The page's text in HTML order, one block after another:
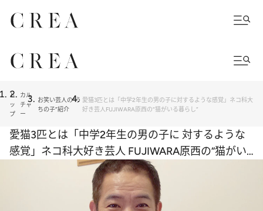
ト
ッ
プ
カル
チャ
ー
お笑い芸人の“う
ちの子”紹介
愛猫3匹とは「中学2年生の男の子に対するような感覚」ネコ科大
好き芸人FUJIWARA原西の“猫がいる暮らし”
愛猫3匹とは「中学2年生の男の子に 対するような
感覚」ネコ科大好き芸人 FUJIWARA原西の“猫がい